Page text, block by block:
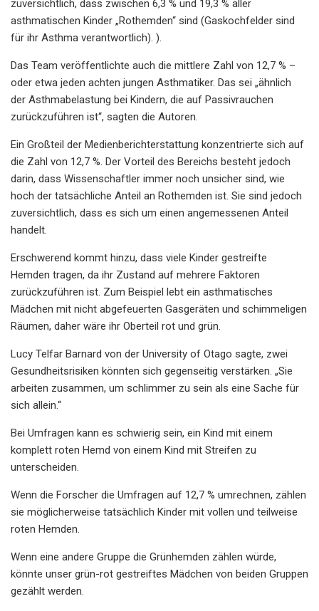
zuversichtlich, dass zwischen 6,3 % und 19,3 % aller
asthmatischen Kinder „Rothemden“ sind (Gaskochfelder sind
für ihr Asthma verantwortlich). ).
Das Team veröffentlichte auch die mittlere Zahl von 12,7 % –
oder etwa jeden achten jungen Asthmatiker. Das sei „ähnlich
der Asthmabelastung bei Kindern, die auf Passivrauchen
zurückzuführen ist“, sagten die Autoren.
Ein Großteil der Medienberichterstattung konzentrierte sich auf
die Zahl von 12,7 %. Der Vorteil des Bereichs besteht jedoch
darin, dass Wissenschaftler immer noch unsicher sind, wie
hoch der tatsächliche Anteil an Rothemden ist. Sie sind jedoch
zuversichtlich, dass es sich um einen angemessenen Anteil
handelt.
Erschwerend kommt hinzu, dass viele Kinder gestreifte
Hemden tragen, da ihr Zustand auf mehrere Faktoren
zurückzuführen ist. Zum Beispiel lebt ein asthmatisches
Mädchen mit nicht abgefeuerten Gasgeräten und schimmeligen
Räumen, daher wäre ihr Oberteil rot und grün.
Lucy Telfar Barnard von der University of Otago sagte, zwei
Gesundheitsrisiken könnten sich gegenseitig verstärken. „Sie
arbeiten zusammen, um schlimmer zu sein als eine Sache für
sich allein.“
Bei Umfragen kann es schwierig sein, ein Kind mit einem
komplett roten Hemd von einem Kind mit Streifen zu
unterscheiden.
Wenn die Forscher die Umfragen auf 12,7 % umrechnen, zählen
sie möglicherweise tatsächlich Kinder mit vollen und teilweise
roten Hemden.
Wenn eine andere Gruppe die Grünhemden zählen würde,
könnte unser grün-rot gestreiftes Mädchen von beiden Gruppen
gezählt werden.